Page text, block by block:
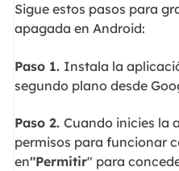
Sigue estos pasos para
apagada en Android:
Paso 1. Instala la
segundo plano desde
Paso 2. Cuando inicies la
permisos para funcionar
en"Permitir" para